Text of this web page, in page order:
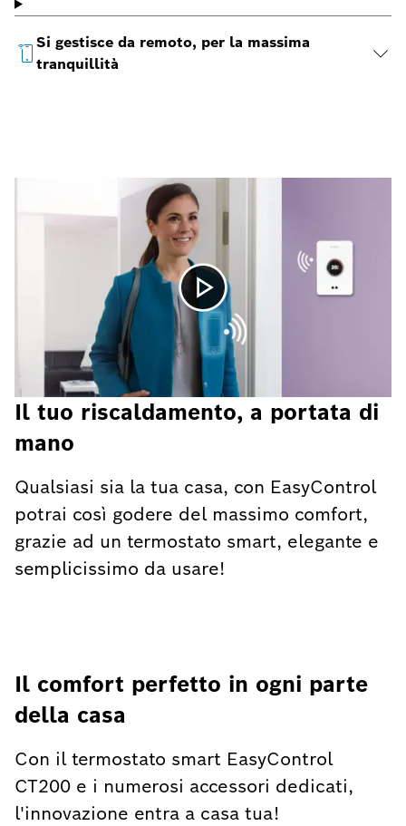
Si gestisce da remoto, per la massima
tranquillità
Il tuo riscaldamento, a portata di
mano
Qualsiasi sia la tua casa, con EasyControl
potrai così godere del massimo comfort,
grazie ad un termostato smart, elegante e
semplicissimo da usare!
Il comfort perfetto in ogni parte
della casa
Con il termostato smart EasyControl
CT200 e i numerosi accessori dedicati,
l'innovazione entra a casa tua!